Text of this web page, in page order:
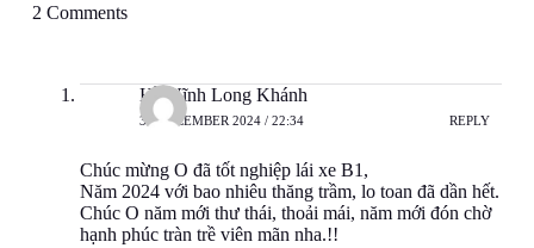
2 Comments
Hồ Vĩnh Long Khánh
31 DECEMBER 2024 / 22:34 REPLY
Chúc mừng O đã tốt nghiệp lái xe B1,
Năm 2024 với bao nhiêu thăng trầm, lo toan đã dần hết.
Chúc O năm mới thư thái, thoải mái, năm mới đón chờ
hạnh phúc tràn trề viên mãn nha.!!